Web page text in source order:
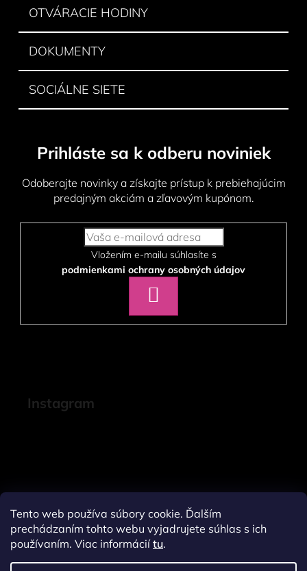
Tento web používa súbory cookie. Ďalším
prechádzaním tohto webu vyjadrujete súhlas s ich
používaním. Viac informáciítu.
OTVÁRACIE HODINY
DOKUMENTY
SOCIÁLNE SIETE
Prihláste sa k odberu noviniek
Odoberajte novinky a získajte prístup k prebiehajúcim
predajným akciám a zľavovým kupónom.
podmienkami ochrany osobných údajov
SA
Instagram